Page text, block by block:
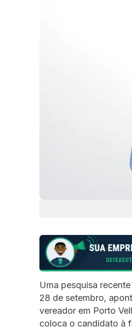
Uma pesquisa
28 de setembro,
vereador em Porto
coloca o candidato à